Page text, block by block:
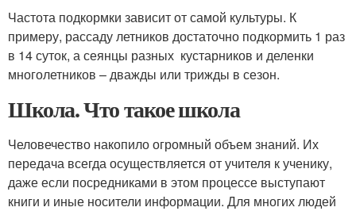
Частота подкормки зависит от самой культуры. К
примеру, рассаду летников достаточно подкормить 1 раз
в 14 суток, а сеянцы разных кустарников и деленки
многолетников – дважды или трижды в сезон.
Школа. Что такое школа
Человечество накопило огромный объем знаний. Их
передача всегда осуществляется от учителя к ученику,
даже если посредниками в этом процессе выступают
книги и иные носители информации. Для многих людей